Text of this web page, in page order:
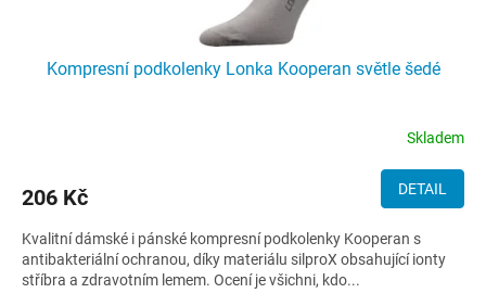
Kompresní podkolenky Lonka Kooperan světle šedé
Skladem
206 Kč DETAIL
Kvalitní dámské i pánské kompresní podkolenky Kooperan s
antibakteriální ochranou, díky materiálu silproX obsahující ionty
stříbra a zdravotním lemem. Ocení je všichni, kdo...